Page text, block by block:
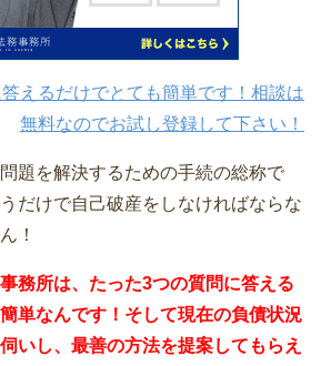
えるだけでとても簡単です！相談は
無料なのでお試し登録して下さい！
題を解決するための手続の総称で
だけで自己破産をしなければならな
！
務所は、 たった3つの質問に答える
単なんです！そして現在の負債状況
いし、最善の方法を提案してもらえ